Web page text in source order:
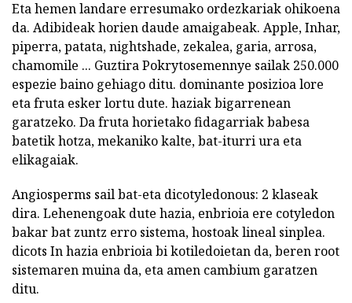
Eta hemen landare erresumako ordezkariak ohikoena
da. Adibideak horien daude amaigabeak. Apple, Inhar,
piperra, patata, nightshade, zekalea, garia, arrosa,
chamomile ... Guztira Pokrytosemennye sailak 250.000
espezie baino gehiago ditu. dominante posizioa lore
eta fruta esker lortu dute. haziak bigarrenean
garatzeko. Da fruta horietako fidagarriak babesa
batetik hotza, mekaniko kalte, bat-iturri ura eta
elikagaiak.
Angiosperms sail bat-eta dicotyledonous: 2 klaseak
dira. Lehenengoak dute hazia, enbrioia ere cotyledon
bakar bat zuntz erro sistema, hostoak lineal sinplea.
dicots In hazia enbrioia bi kotiledoietan da, beren root
sistemaren muina da, eta amen cambium garatzen
ditu.